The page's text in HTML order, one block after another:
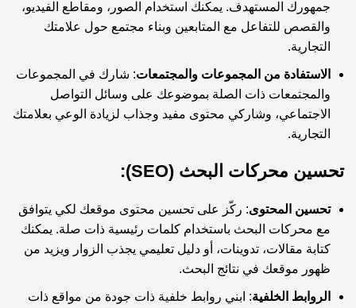
جمهورك المستهدف. يمكنك استخدام الصور، ومقاطع الفيديو،
والقصص للتفاعل مع المتابعين وبناء مجتمع حول علامتك
التجارية.
الاستفادة من المجموعات والمجتمعات: شارك في المجموعات
والمجتمعات ذات الصلة بموضوعك على وسائل التواصل
الاجتماعي، وشاركي محتوى مفيد وجذاب لزيادة الوعي بعلامتك
التجارية.
تحسين محركات البحث (SEO):
تحسين المحتوى: ركّز على تحسين محتوى موقعك لكي يتوافق
مع محركات البحث باستخدام كلمات رئيسية ذات صلة. يمكنك
كتابة مقالات، تدوينات، أو دليل تعليمي يجذب الزوار ويزيد من
ظهور موقعك في نتائج البحث.
الروابط الخلفية: ابني روابط خلفية ذات جودة من مواقع ذات